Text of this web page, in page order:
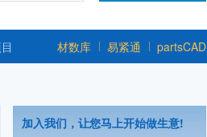
材数库 易紧通 partsCAD
加入我们，让您马上开始做生意!